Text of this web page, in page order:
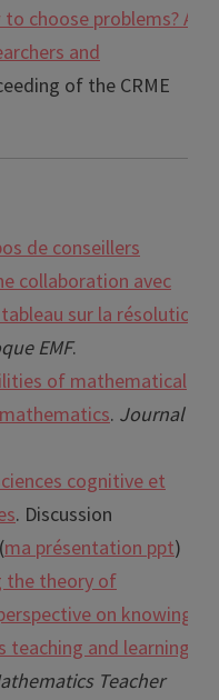
to choose problems? A
and
of the CRME
de conseillers
collaboration avec
sur la résolution
EMF.
of mathematical
. Journal
cognitive et
. Discussion
ma présentation ppt)
the theory of
on knowing
and learning,
Teacher